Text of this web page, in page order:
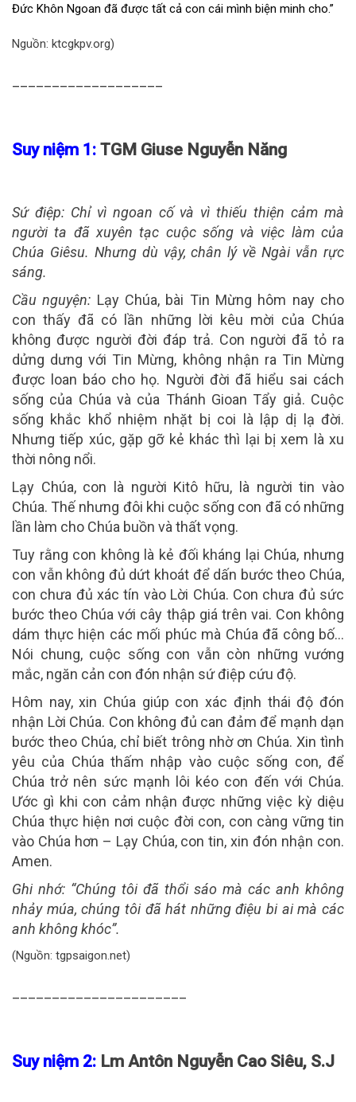
Đức Khôn Ngoan đã được tất cả con cái mình biện minh cho.”
Nguồn: ktcgkpv.org)
Suy niệm 1: TGM Giuse Nguyễn Năng
Sứ điệp:Chỉ vì ngoan cố và vì thiếu thiện cảm mà
người ta đã xuyên tạc cuộc sống và việc làm của
Chúa Giêsu. Nhưng dù vậy, chân lý về Ngài vẫn rực
sáng.
Cầu nguyện: Lạy Chúa, bài Tin Mừng hôm nay cho
con thấy đã có lần những lời kêu mời của Chúa
không được người đời đáp trả. Con người đã tỏ ra
dửng dưng với Tin Mừng, không nhận ra Tin Mừng
được loan báo cho họ. Người đời đã hiểu sai cách
sống của Chúa và của Thánh Gioan Tẩy giả. Cuộc
sống khắc khổ nhiệm nhặt bị coi là lập dị lạ đời.
Nhưng tiếp xúc, gặp gỡ kẻ khác thì lại bị xem là xu
thời nông nổi.
Lạy Chúa, con là người Kitô hữu, là người tin vào
Chúa. Thế nhưng đôi khi cuộc sống con đã có những
lần làm cho Chúa buồn và thất vọng.
Tuy rằng con không là kẻ đối kháng lại Chúa, nhưng
con vẫn không đủ dứt khoát để dấn bước theo Chúa,
con chưa đủ xác tín vào Lời Chúa. Con chưa đủ sức
bước theo Chúa với cây thập giá trên vai. Con không
dám thực hiện các mối phúc mà Chúa đã công bố…
Nói chung, cuộc sống con vẫn còn những vướng
mắc, ngăn cản con đón nhận sứ điệp cứu độ.
Hôm nay, xin Chúa giúp con xác định thái độ đón
nhận Lời Chúa. Con không đủ can đảm để mạnh dạn
bước theo Chúa, chỉ biết trông nhờ ơn Chúa. Xin tình
yêu của Chúa thấm nhập vào cuộc sống con, để
Chúa trở nên sức mạnh lôi kéo con đến với Chúa.
Ước gì khi con cảm nhận được những việc kỳ diệu
Chúa thực hiện nơi cuộc đời con, con càng vững tin
vào Chúa hơn – Lạy Chúa, con tin, xin đón nhận con.
Amen.
Ghi nhớ: “Chúng tôi đã thổi sáo mà các anh không
nhảy múa, chúng tôi đã hát những điệu bi ai mà các
anh không khóc”.
(Nguồn: tgpsaigon.net)
Suy niệm 2: Lm Antôn Nguyễn Cao Siêu, S.J